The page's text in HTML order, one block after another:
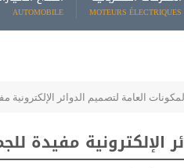
MOTEURS ÉLECTRIQUES
AUTOMOBILE
العامة لتصميم الدوائر الإلكترونية
الإلكترونية مفيدة